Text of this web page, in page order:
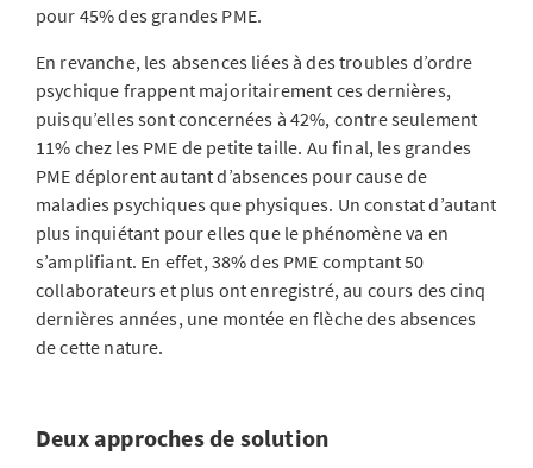
pour 45% des grandes PME.
En revanche, les absences liées à des troubles d’ordre
psychique frappent majoritairement ces dernières,
puisqu’elles sont concernées à 42%, contre seulement
11% chez les PME de petite taille. Au final, les grandes
PME déplorent autant d’absences pour cause de
maladies psychiques que physiques. Un constat d’autant
plus inquiétant pour elles que le phénomène va en
s’amplifiant. En effet, 38% des PME comptant 50
collaborateurs et plus ont enregistré, au cours des cinq
dernières années, une montée en flèche des absences
de cette nature.
Deux approches de solution